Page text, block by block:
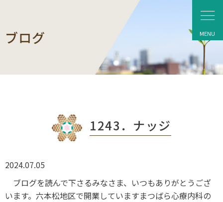
ブログ
1243．ナッジ
2024.07.05
ブログを読んで下さるみなさま、いつもありがとうござ
います。六本松地区で開業していますまつばら心療内科の